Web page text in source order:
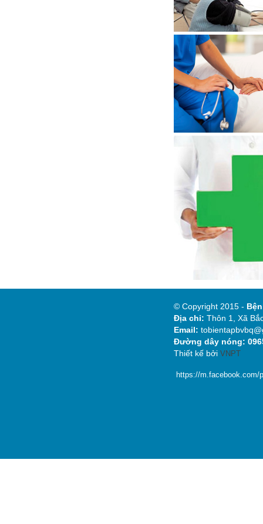
© Copyright 2015 -
Địa chỉ: Thôn 1, Xã
Email:
Đường dây nóng:
Thiết kế bởi VNPT
https://m.facebook.com/